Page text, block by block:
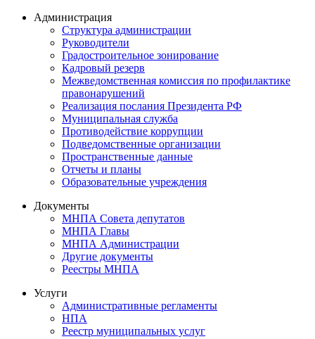
Администрация
Структура администрации
Руководители
Градостроительное зонирование
Кадровый резерв
Межведомственная комиссия по профилактике
правонарушений
Реализация послания Президента РФ
Муниципальная служба
Противодействие коррупции
Подведомственные организации
Пространственные данные
Отчеты и планы
Образовательные учреждения
Документы
МНПА Совета депутатов
МНПА Главы
МНПА Администрации
Другие документы
Реестры МНПА
Услуги
Административные регламенты
НПА
Реестр муниципальных услуг